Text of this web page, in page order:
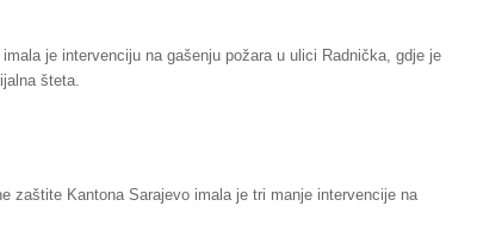
je intervenciju na gašenju požara u ulici Radnička, gdje je
šteta.
zaštite Kantona Sarajevo imala je tri manje intervencije na